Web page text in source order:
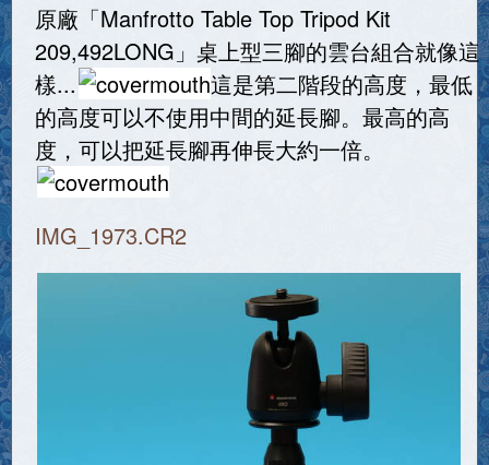
原廠「Manfrotto Table Top Tripod Kit
209,492LONG」桌上型三腳的雲台組合就像這
樣...
這是第二階段的高度，最低
的高度可以不使用中間的延長腳。最高的高
度，可以把延長腳再伸長大約一倍。
IMG_1973.CR2